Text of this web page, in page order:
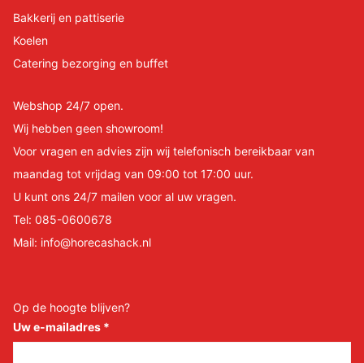
Bakkerij en pattiserie
Koelen
Catering bezorging en buffet
Webshop 24/7 open.
Wij hebben geen showroom!
Voor vragen en advies zijn wij telefonisch bereikbaar van
maandag tot vrijdag van 09:00 tot 17:00 uur.
U kunt ons 24/7 mailen voor al uw vragen.
Tel: 085-0600678
Mail: info@horecashack.nl
Op de hoogte blijven?
Uw e-mailadres *